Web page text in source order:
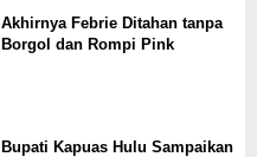
Akhirnya Febrie Ditahan tanpa
Borgol dan Rompi Pink
Bupati Kapuas Hulu Sampaikan